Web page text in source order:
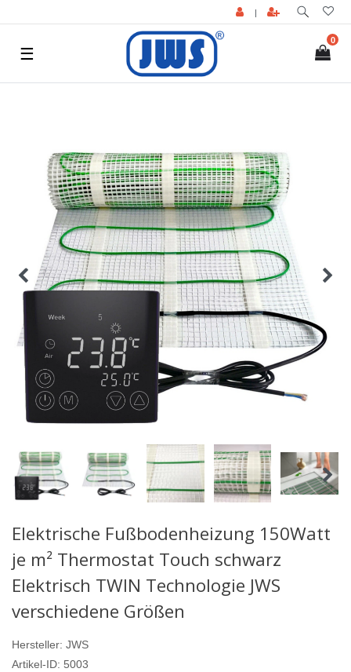
|
0
☰
Elektrische Fußbodenheizung 150Watt
je m² Thermostat Touch schwarz
Elektrisch TWIN Technologie JWS
verschiedene Größen
Hersteller: JWS
Artikel-ID: 5003